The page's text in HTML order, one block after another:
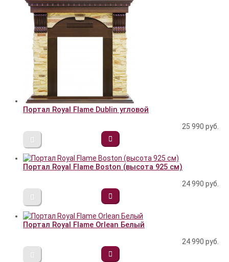
Портал Royal Flame Dublin угловой
25 990 руб.
Портал Royal Flame Boston (высота 925 см)
24 990 руб.
Портал Royal Flame Orlean Белый
24 990 руб.